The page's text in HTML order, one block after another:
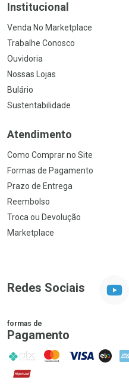
Institucional
Venda No Marketplace
Trabalhe Conosco
Ouvidoria
Nossas Lojas
Bulário
Sustentabilidade
Atendimento
Como Comprar no Site
Formas de Pagamento
Prazo de Entrega
Reembolso
Troca ou Devolução
Marketplace
Redes Sociais
formas de
Pagamento
PIX MasterCard
VISA ELO
Hipercard